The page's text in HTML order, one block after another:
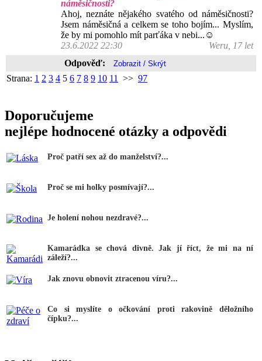
náměsičnosti?
Ahoj, neznáte nějakého svatého od náměsičnosti?
Jsem náměsičná a celkem se toho bojím... Myslím,
že by mi pomohlo mít parťáka v nebi...☺️
23.6.2022 22:30
Weru, 17 let
Odpověď:
Strana: 1 2 3 4 5 6 7 8 9 10 11 >> 97
Doporučujeme
nejlépe hodnocené otázky a odpovědi
Proč patří sex až do manželství?...
Proč se mi holky posmívají?...
Je holení nohou nezdravé?...
Kamarádka se chová divně. Jak jí říct, že mi na ní
záleží?...
Jak znovu obnovit ztracenou víru?...
Co si myslíte o očkování proti rakovině děložního
čípku?...